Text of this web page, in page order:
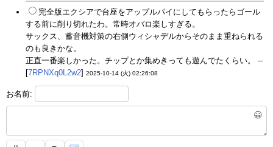
完全版エクシアで台座をアップルパイにしてもらったらゴール
する前に削り切れたわ。常時オバロ楽しすぎる。
サックス、蓄音機対策の右側ウィシャデルからそのまま重ねられる
のも良きかな。
正直一番楽しかった。チップとか集めきっても遊んでたくらい。 --
[7RPNXq0L2w2] 2025-10-14 (火) 02:26:08
お名前:
😀